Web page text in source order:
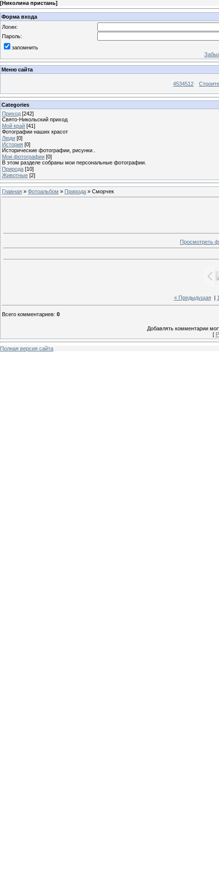
[Николина пристань]
Форма входа
Логин:
Пароль:
запомнить
Меню сайта
4534512
Categories
Приход [242]
Свято-Никольский приход
Мой край [41]
Фотографии наших красот
Люди [0]
История [0]
Исторические фотографии, рисунки..
Мои фотографии [0]
В этом разделе собраны мои персональные фотографии.
Природа [10]
Животные [2]
Главная » Фотоальбом » Природа » Сморчек
Просмотреть
« Предыдущая|
Всего комментариев: 0
Добавлять комментарии
[
Полная версия сайта